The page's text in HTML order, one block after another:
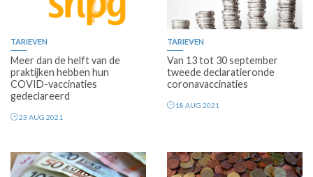
TARIEVEN
Meer dan de helft van de
praktijken hebben hun
COVID-vaccinaties
gedeclareerd
23 AUG 2021
TARIEVEN
Van 13 tot 30 september
tweede declaratieronde
coronavaccinaties
18 AUG 2021
Premium